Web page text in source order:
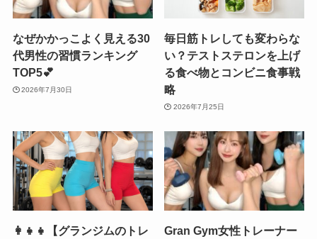
なぜかかっこよく見える30
代男性の習慣ランキング
TOP5💕
2026年7月30日
毎日筋トレしても変わらな
い？テストステロンを上げ
る食べ物とコンビニ食事戦
略
2026年7月25日
👩‍👧‍👧【グランジムのトレ
Gran Gym女性トレーナー